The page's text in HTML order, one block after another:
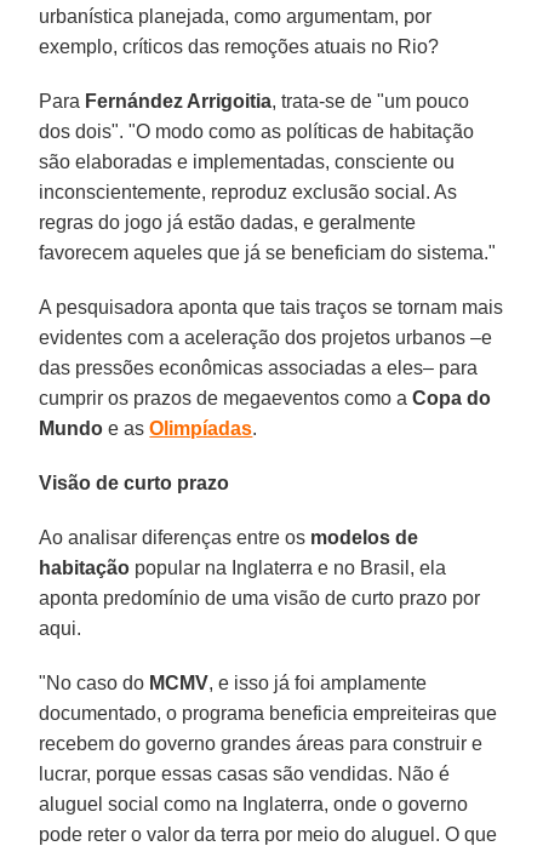
urbanística planejada, como argumentam, por
exemplo, críticos das remoções atuais no Rio?
Para Fernández Arrigoitia, trata-se de "um pouco
dos dois". "O modo como as políticas de habitação
são elaboradas e implementadas, consciente ou
inconscientemente, reproduz exclusão social. As
regras do jogo já estão dadas, e geralmente
favorecem aqueles que já se beneficiam do sistema."
A pesquisadora aponta que tais traços se tornam mais
evidentes com a aceleração dos projetos urbanos –e
das pressões econômicas associadas a eles– para
cumprir os prazos de megaeventos como aCopa do
Mundo e asOlimpíadas.
Visão de curto prazo
Ao analisar diferenças entre os modelos de
habitação popular na Inglaterra e no Brasil, ela
aponta predomínio de uma visão de curto prazo por
aqui.
"No caso do MCMV, e isso já foi amplamente
documentado, o programa beneficia empreiteiras que
recebem do governo grandes áreas para construir e
lucrar, porque essas casas são vendidas. Não é
aluguel social como na Inglaterra, onde o governo
pode reter o valor da terra por meio do aluguel. O que